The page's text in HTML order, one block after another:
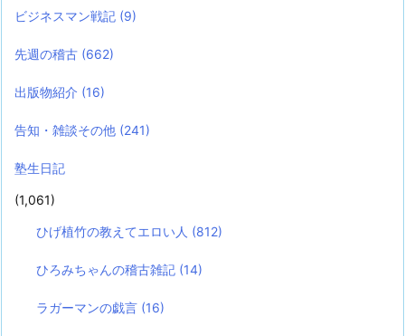
ビジネスマン戦記 (9)
先週の稽古 (662)
出版物紹介 (16)
告知・雑談その他 (241)
塾生日記
(1,061)
ひげ植竹の教えてエロい人 (812)
ひろみちゃんの稽古雑記 (14)
ラガーマンの戯言 (16)